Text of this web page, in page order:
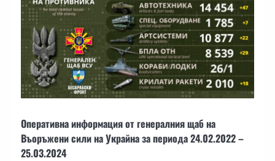
Оперативна информация от генералния щаб на
Въоръжени сили на Украйна за периода 24.02.2022 –
25.03.2024